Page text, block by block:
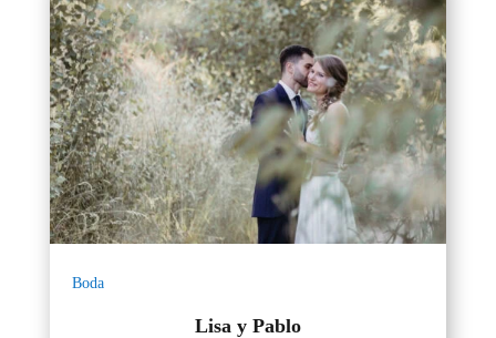
Boda
Lisa y Pablo